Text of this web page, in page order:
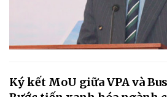
Ký kết MoU giữa VPA và